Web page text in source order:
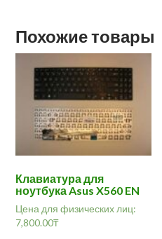
Похожие товары
Клавиатура для
ноутбука Asus X560 EN
Цена для физических лиц:
7,800.00₸